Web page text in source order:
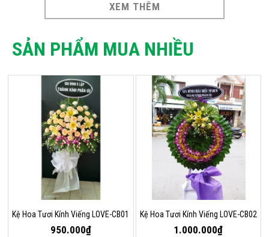
XEM THÊM
SẢN PHẨM MUA NHIỀU
Kệ Hoa Tươi Kính Viếng LOVE-CB01
950.000₫
Kệ Hoa Tươi Kính Viếng LOVE-CB02
1.000.000₫